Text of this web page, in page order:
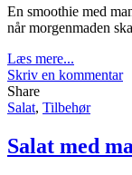
En smoothie med
når morgenmaden
Læs mere...
Skriv en kommentar
Share
Salat, Tilbehør
Salat med